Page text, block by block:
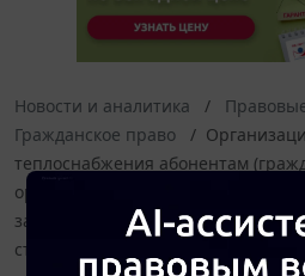
Новости и аналитика
Гражданское право
теплоснабжения абонентам
организациям). Нужно ли
законных процентов в связи с
ст. 317.1 ГК РФ с 01.07.2015?